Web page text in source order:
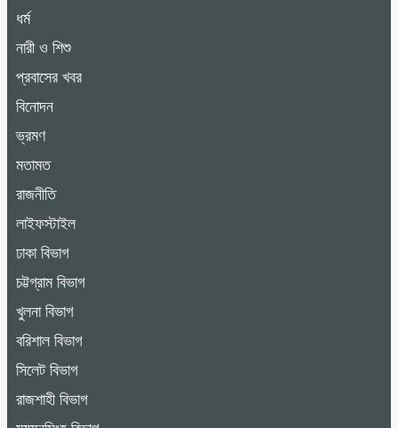
ধর্ম
নারী ও শিশু
প্রবাসের খবর
বিনোদন
ভ্রমণ
মতামত
রাজনীতি
লাইফস্টাইল
ঢাকা বিভাগ
চট্টগ্রাম বিভাগ
খুলনা বিভাগ
বরিশাল বিভাগ
সিলেট বিভাগ
রাজশাহী বিভাগ